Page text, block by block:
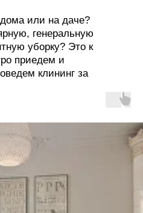
или на даче?
генеральную
уборку? Это к
приедем и
клининг за